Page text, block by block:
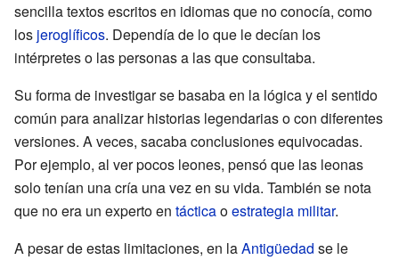
sencilla textos escritos en idiomas que no conocía, como
los jeroglíficos. Dependía de lo que le decían los
intérpretes o las personas a las que consultaba.
Su forma de investigar se basaba en la lógica y el sentido
común para analizar historias legendarias o con diferentes
versiones. A veces, sacaba conclusiones equivocadas.
Por ejemplo, al ver pocos leones, pensó que las leonas
solo tenían una cría una vez en su vida. También se nota
que no era un experto en tácticaoestrategia militar.
A pesar de estas limitaciones, en laAntigüedad se le